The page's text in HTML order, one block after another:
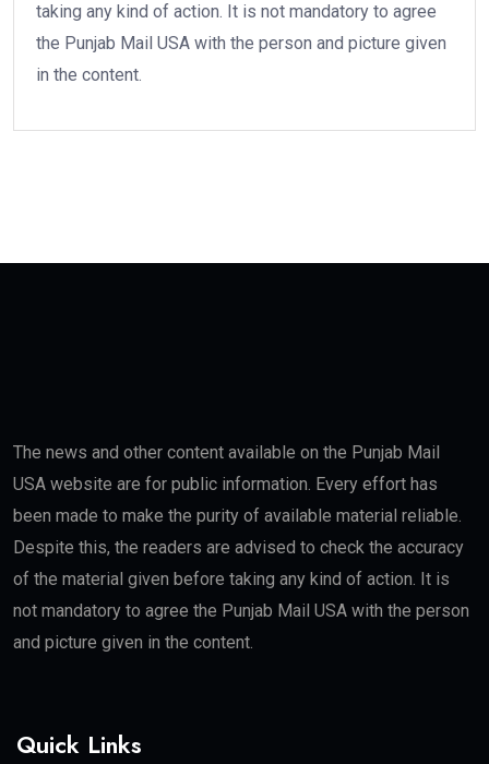
taking any kind of action. It is not mandatory to agree
the Punjab Mail USA with the person and picture given
in the content.
The news and other content available on the Punjab Mail
USA website are for public information. Every effort has
been made to make the purity of available material reliable.
Despite this, the readers are advised to check the accuracy
of the material given before taking any kind of action. It is
not mandatory to agree the Punjab Mail USA with the person
and picture given in the content.
Quick Links